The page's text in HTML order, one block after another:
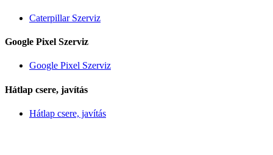
Caterpillar Szerviz
Google Pixel Szerviz
Google Pixel Szerviz
Hátlap csere, javítás
Hátlap csere, javítás